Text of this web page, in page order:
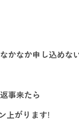
なかなか申し込めな
事来たら
上がります!